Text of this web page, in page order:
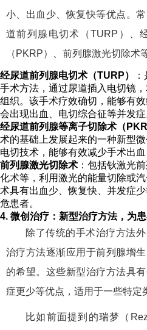
小、出血少、恢复快等优点。
道前列腺电切术（TURP）、
（PKRP）、前列腺激光切除术
经尿道前列腺电切术（TURP）
手术方法，通过尿道插入电切镜
组织。该手术疗效确切，能够有
会出现出血、电切综合征等并发症
经尿道前列腺等离子切除术（
术的基础上发展起来的一种新型
电切技术，能够有效减少手术出
前列腺激光切除术 ：包括钬激光
化术等，利用激光的能量切除或
术具有出血少、恢复快、并发症
危患者。
4. 微创治疗：新型治疗方法，为
除了传统的手术治疗方法
治疗方法逐渐应用于前列腺增
的希望。这些新型治疗方法具
症更少等优点，适用于一些特定
比如前面提到的瑞梦（